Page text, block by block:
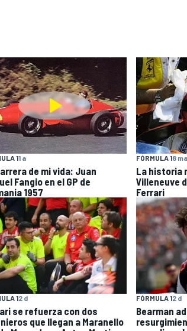
11 a
de mi vida: Juan
Fangio en el GP de
1957
FÓRMULA 18
La historia
Villeneuve
Ferrari
12 d
se refuerza con dos
que llegan a Maranello
FÓRMULA 12 d
Bearman